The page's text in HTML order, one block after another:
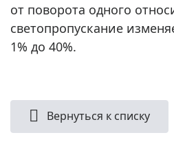
от поворота одного
светопропускание
1% до 40%.
Вернуться к списку